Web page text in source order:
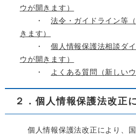
ウが開きます）
・ 法令・ガイドライン等
きます）
・ 個人情報保護法相談ダ
ウが開きます）
・
よくある質問（新しい
２．個人情報保護法改正
個人情報保護法改正により、